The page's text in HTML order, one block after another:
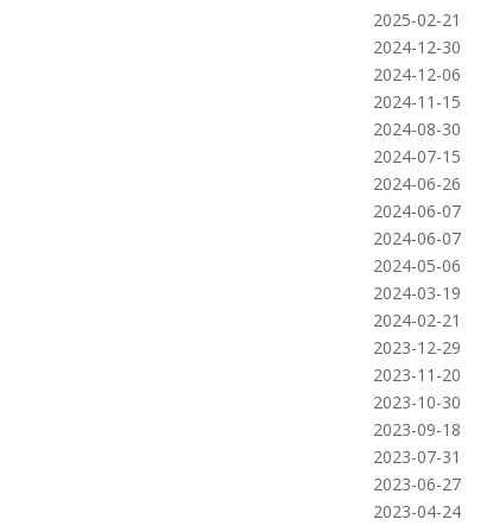
2025-02-21
2024-12-30
2024-12-06
2024-11-15
2024-08-30
2024-07-15
2024-06-26
2024-06-07
2024-06-07
2024-05-06
2024-03-19
2024-02-21
2023-12-29
2023-11-20
2023-10-30
2023-09-18
2023-07-31
2023-06-27
2023-04-24